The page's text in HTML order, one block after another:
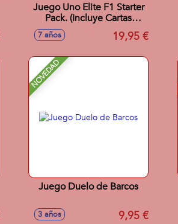
Juego Uno Elite F1 Starter
Pack. (Incluye Cartas
Metalizadas,Exclusivas y 4
7 años 19,95 €
NOVEDAD
Juego Duelo de Barcos
3 años 9,95 €